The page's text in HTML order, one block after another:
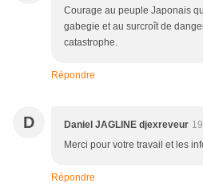
Courage au peuple Japonais
gabegie et au surcroît de
catastrophe.
Répondre
D Daniel JAGLINE djexreveur
Merci pour votre travail et les
Répondre